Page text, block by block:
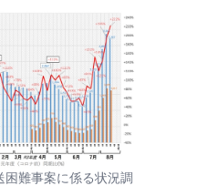
難事案に係る状況調